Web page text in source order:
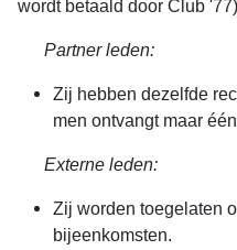
wordt betaald door Club
Partner leden:
Zij hebben dezelfde
men ontvangt maar
Externe leden:
Zij worden toegelaten
bijeenkomsten.